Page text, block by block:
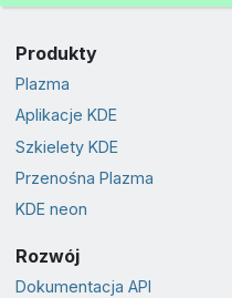
Produkty
Plazma
Aplikacje KDE
Szkielety KDE
Przenośna Plazma
KDE neon
Rozwój
Dokumentacja API